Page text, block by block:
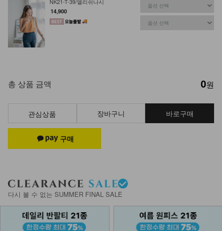
14,900
총 상품 금액 0원
관심상품 장바구니 바로구매
다시 볼 수 없는 SUMMER FINAL SALE